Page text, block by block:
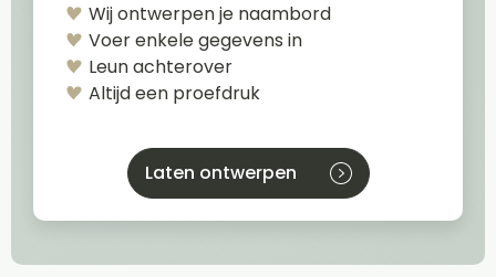
Wij ontwerpen je naambord
Voer enkele gegevens in
Leun achterover
Altijd een proefdruk
Laten ontwerpen